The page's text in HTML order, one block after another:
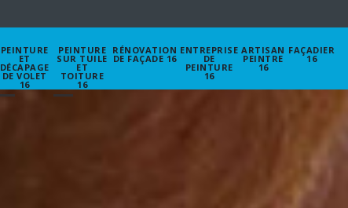
PEINTURE
ET
DÉCAPAGE
DE VOLET
16
PEINTURE
SUR TUILE
ET
TOITURE
16
RÉNOVATION
DE FAÇADE 16
ENTREPRISE
DE
PEINTURE
16
ARTISAN
PEINTRE
16
FAÇADIER
16